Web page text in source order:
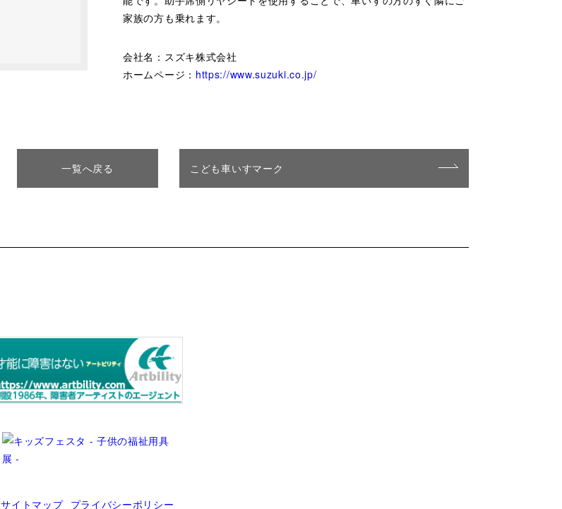
家族の方も乗れます。
会社名：スズキ株式会社
ホームページ： https://www.suzuki.co.jp/
一覧へ戻る こども車いすマーク
サイトマップ プライバシーポリシー